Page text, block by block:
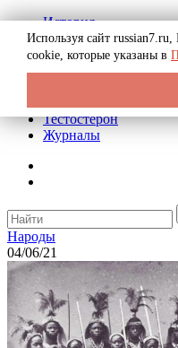
История
Биография
Криминал
Реклама на сайте
Тестостерон
Журналы
Народы
04/06/21
Используя сайт
cookie, которые указаны в